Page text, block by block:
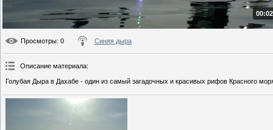
Просмотры: 0 Синяя дыра
Описание материала:
Голубая Дыра в Дахабе - один из самый загадочных и красивых рифов Красного